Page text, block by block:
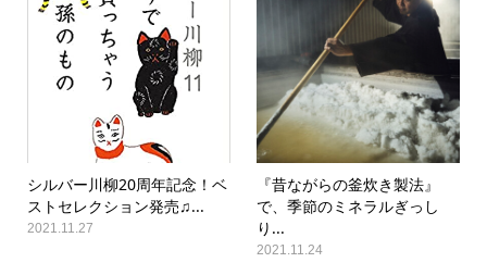
シルバー川柳20周年記念！ベ
ストセレクション発売♫...
2021.11.27
『昔ながらの釜炊き製法』
で、季節のミネラルぎっし
り...
2021.11.24